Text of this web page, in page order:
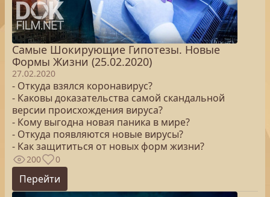
Самые Шокирующие Гипотезы. Новые
Формы Жизни (25.02.2020)
27.02.2020
- Откуда взялся коронавирус?
- Каковы доказательства самой скандальной
версии происхождения вируса?
- Кому выгодна новая паника в мире?
- Откуда появляются новые вирусы?
- Как защититься от новых форм жизни?
200 0
Перейти